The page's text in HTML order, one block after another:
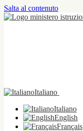
Salta al contenuto
Italiano
Italiano
English
Français